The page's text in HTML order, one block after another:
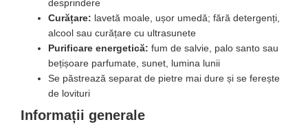
desprindere
Curățare: lavetă moale, ușor umedă; fără detergenți,
alcool sau curățare cu ultrasunete
Purificare energetică: fum de salvie, palo santo sau
bețișoare parfumate, sunet, lumina lunii
Se păstrează separat de pietre mai dure și se ferește
de lovituri
Informații generale